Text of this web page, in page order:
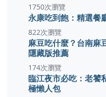
1750次瀏覽
永康吃到飽：精選餐
822次瀏覽
麻豆吃什麼？台南麻
隱藏版推薦
174次瀏覽
臨江夜市必吃：老饕
極懶人包